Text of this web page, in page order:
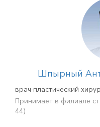
Шпырный
врач-пластический
Принимает в филиале
44)